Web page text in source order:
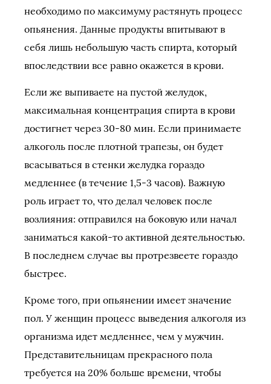
необходимо по максимуму растянуть процесс
опьянения. Данные продукты впитывают в
себя лишь небольшую часть спирта, который
впоследствии все равно окажется в крови.
Если же выпиваете на пустой желудок,
максимальная концентрация спирта в крови
достигнет через 30-80 мин. Если принимаете
алкоголь после плотной трапезы, он будет
всасываться в стенки желудка гораздо
медленнее (в течение 1,5-3 часов). Важную
роль играет то, что делал человек после
возлияния: отправился на боковую или начал
заниматься какой-то активной деятельностью.
В последнем случае вы протрезвеете гораздо
быстрее.
Кроме того, при опьянении имеет значение
пол. У женщин процесс выведения алкоголя из
организма идет медленнее, чем у мужчин.
Представительницам прекрасного пола
требуется на 20% больше времени, чтобы